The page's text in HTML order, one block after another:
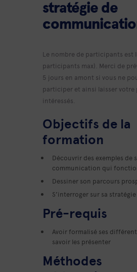
stratégie de
Le nombre de participants est
participants max). Merci de
5 jours en amont si vous ne
participer et ainsi laisser votre
intéressés.
Objectifs de la
formation
Découvrir des exemples de
communication qui
Dessiner son parcours
S’interroger sur sa
Pré-requis
Avoir formalisé ses
savoir les présenter
Méthodes